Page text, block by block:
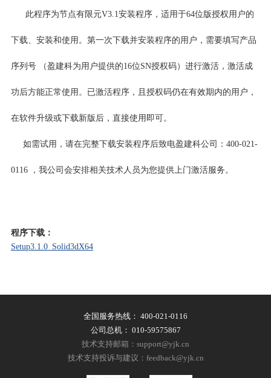
此程序为节点有限元V3.1安装程序，适用于64位版授权用户的
下载、安装和使用。第一次下载并安装程序的用户，需要填写产品
序列号 （盈建科为用户提供的16位SN授权码）进行激活，激活成
功后方能正常使用。已激活程序，且授权码仍在有效期内的用户，
在软件升级或下载新版后，直接使用即可。
如需试用，请在完整下载安装程序后致电盈建科公司：400-021-
0116 ，我公司会安排相关技术人员为您提供上门激活服务。
程序下载：
Setup3.1.0_Solid3dX64
全国服务热线： 400-021-0116
公司总机： 010-59575867
技术支持邮箱：support@yjk.cn
技术支持投诉与建议：feedback@yjk.cn